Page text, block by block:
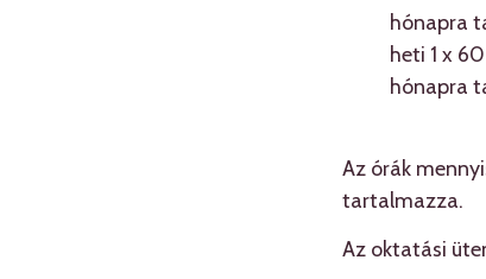
hónapra
heti 1 x
hónapra
Az órák
tartalmazza.
Az oktatási